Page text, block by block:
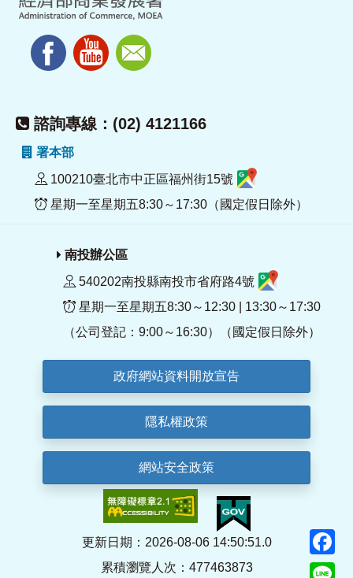
諮詢專線：(02) 4121166
署本部
100210臺北市中正區福州街15號
星期一至星期五8:30～17:30（國定假日除外）
南投辦公區
540202南投縣南投市省府路4號
星期一至星期五8:30～12:30 | 13:30～17:30
（公司登記：9:00～16:30）（國定假日除外）
政府網站資料開放宣告
隱私權政策
網站安全政策
更新日期：2026-08-06 14:50:51.0
累積瀏覽人次：477463873